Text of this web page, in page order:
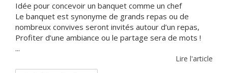
Idée pour concevoir un banquet comme un chef
Le banquet est synonyme de grands repas ou de
nombreux convives seront invités autour d’un repas,
Profiter d’une ambiance ou le partage sera de mots !
...
Lire l'article